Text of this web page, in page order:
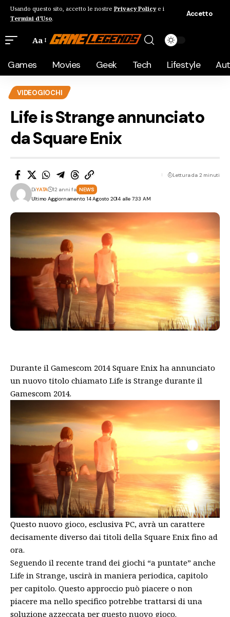
Usando questo sito, accetto le nostre Privacy Policye i
Termini d'Uso.
Accetto
Aa
Games Movies Geek Tech Lifestyle
VIDEOGIOCHI
Life is Strange annunciato
da Square Enix
Ultimo Aggiornamento: 14 Agosto 2014 alle 7:33 AM
DiYATA 12 anni fa NEWS
Lettura da 2 minuti
Durante il Gamescom 2014 Square Enix ha annunciato
un nuovo titolo chiamato Life is Strange durante il
Gamescom 2014.
Questo nuovo gioco, esclusiva PC, avrà un carattere
decisamente diverso dai titoli della Square Enix fino ad
ora.
Seguendo il recente trand dei giochi “a puntate” anche
Life in Strange, uscirà in maniera periodica, capitolo
per capitolo. Questo approccio può piacere o non
piacere ma nello specifico potrebbe trattarsi di una
soluzione azzeccata per questo nuovo gioco.